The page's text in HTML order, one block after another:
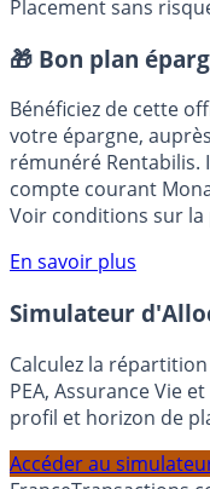
Placement sans
🎁 Bon plan
Bénéficiez de cette
votre épargne,
rémunéré Rentabilis.
Voir conditions sur la
En savoir plus
Simulateur
Calculez la
profil et horizon de